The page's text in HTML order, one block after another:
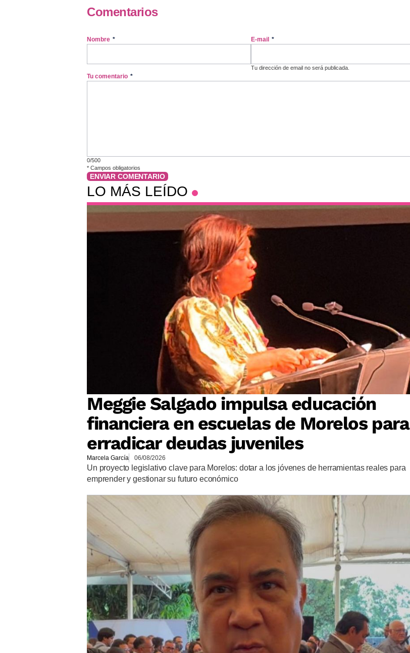
Comentarios
Nombre * E-mail *
Tu dirección de email no será publicada.
Tu comentario *
0/500
* Campos obligatorios
ENVIAR COMENTARIO
LO MÁS LEÍDO
Meggie Salgado impulsa educación
financiera en escuelas de Morelos para
erradicar deudas juveniles
Marcela García 06/08/2026
Un proyecto legislativo clave para Morelos: dotar a los jóvenes de herramientas reales para
emprender y gestionar su futuro económico